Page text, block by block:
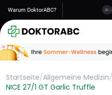
Warum DoktorABC?
Startseite/Allgemeine Medizin/
NICE 27/1 GT Garlic Truffle